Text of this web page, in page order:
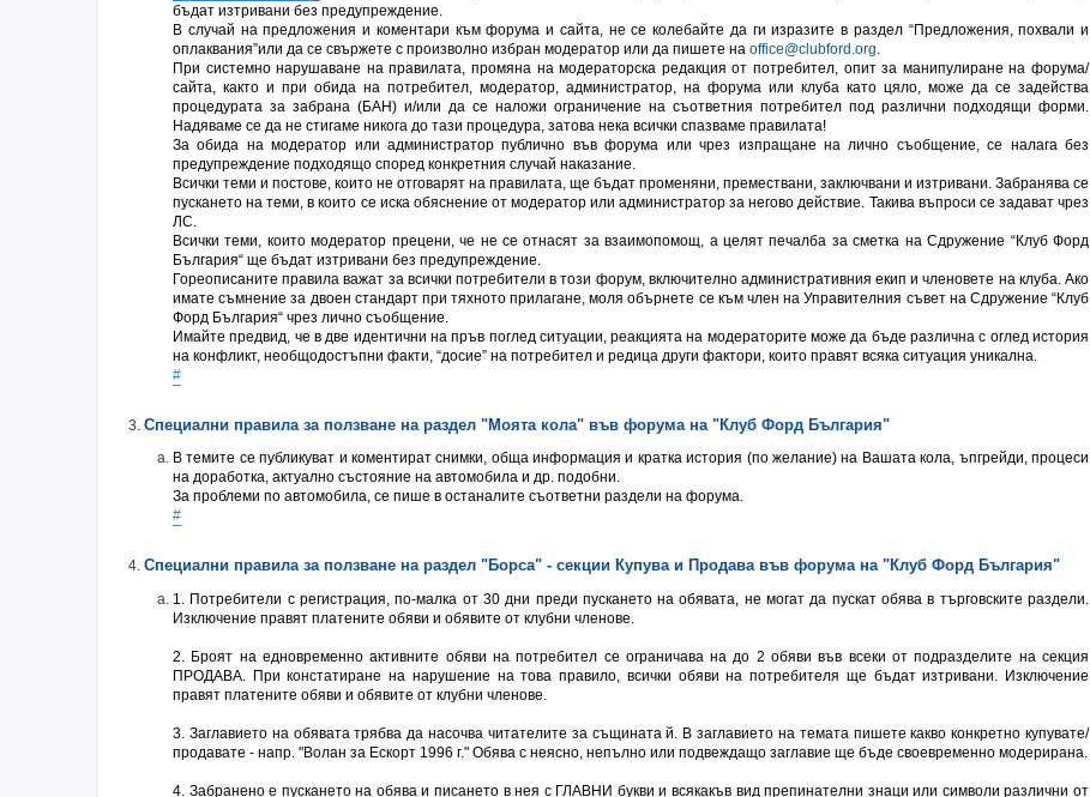
бъдат изтривани без предупреждение.
В случай на предложения и коментари към форума и сайта, не се колебайте да ги изразите в раздел “Предложения, похвали и
оплаквания”или да се свържете с произволно избран модератор или да пишете на office@clubford.org
При системно нарушаване на правилата, промяна на модераторска редакция от потребител, опит за манипулиране на форума/
сайта, както и при обида на потребител, модератор, администратор, на форума или клуба като цяло, може да се задейства
процедурата за забрана (БАН) и/или да се наложи ограничение на съответния потребител под различни подходящи форми.
Надяваме се да не стигаме никога до тази процедура, затова нека всички спазваме правилата!
За обида на модератор или администратор публично във форума или чрез изпращане на лично съобщение, се налага без
предупреждение подходящо според конкретния случай наказание.
Всички теми и постове, които не отговарят на правилата, ще бъдат променяни, премествани, заключвани и изтривани. Забранява се
пускането на теми, в които се иска обяснение от модератор или администратор за негово действие. Такива въпроси се задават чрез
ЛС.
Всички теми, които модератор прецени, че не се отнасят за взаимопомощ, а целят печалба за сметка на Сдружение “Клуб Форд
България“ ще бъдат изтривани без предупреждение.
Гореописаните правила важат за всички потребители в този форум, включително административния екип и членовете на клуба. Ако
имате съмнение за двоен стандарт при тяхното прилагане, моля обърнете се към член на Управителния съвет на Сдружение “Клуб
Форд България“ чрез лично съобщение.
Имайте предвид, че в две идентични на пръв поглед ситуации, реакцията на модераторите може да бъде различна с оглед история
на конфликт, необщодостъпни факти, “досие” на потребител и редица други фактори, които правят всяка ситуация уникална.
#
Специални правила за ползване на раздел "Моята кола" във форумa на "Клуб Форд България"
В темите се публикуват и коментират снимки, обща информация и кратка история (по желание) на Вашата кола, ъпгрейди, процеси
на доработка, актуално състояние на автомобила и др. подобни.
За проблеми по автомобила, се пише в останалите съответни раздели на форума.
#
Специални правила за ползване на раздел "Борса" - секции Купува и Продава във форумa на "Клуб Форд България"
1. Потребители с регистрация, по-малка от 30 дни преди пускането на обявата, не могат да пускат обява в търговските раздели.
Изключение правят платените обяви и обявите от клубни членове.
2. Броят на едновременно активните обяви на потребител се ограничава на до 2 обяви във всеки от подразделите на секция
ПРОДАВА. При констатиране на нарушение на това правило, всички обяви на потребителя ще бъдат изтривани. Изключение
правят платените обяви и обявите от клубни членове.
3. Заглавието на обявата трябва да насочва читателите за същината й. В заглавието на темата пишете какво конкретно купувате/
продавате - напр. "Волан за Ескорт 1996 г." Обява с неясно, непълно или подвеждащо заглавие ще бъде своевременно модерирана.
4. Забранено е пускането на обява и писането в нея с ГЛАВНИ букви и всякакъв вид препинателни знаци или символи различни от